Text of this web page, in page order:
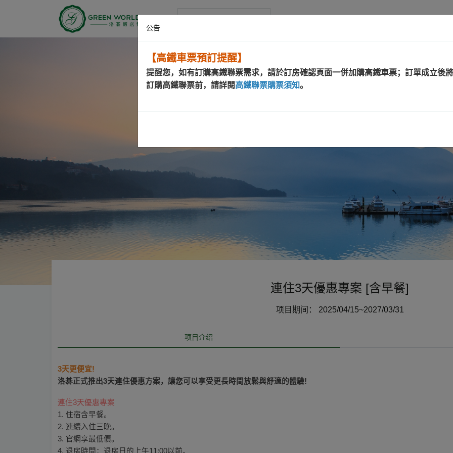
連住3天優惠專案 [含早餐]
项目期间： 2025/04/15~2027/03/31
项目介绍
3天更便宜!
連住3天優惠專案
1. 住宿含早餐。
2. 連續入住三晚。
3. 官網享最低價。
4. 退房時間：退房日的上午11:00以前。
公告
【高鐵車票預訂提醒】
提醒您，如有訂購高鐵聯票需求，請於訂房確認頁面一併加購高鐵車票；訂單成立後
訂購高鐵聯票前，請詳閱高鐵聯票購票須知。